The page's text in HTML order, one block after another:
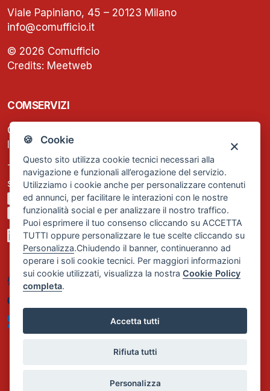
🍪 Cookie
Questo sito utilizza cookie tecnici necessari alla
navigazione e funzionali all’erogazione del servizio.
Utilizziamo i cookie anche per personalizzare contenuti
ed annunci, per facilitare le interazioni con le nostre
funzionalità social e per analizzare il nostro traffico.
Puoi esprimere il tuo consenso cliccando su ACCETTA
TUTTI oppure personalizzare le tue scelte cliccando su
Personalizza.Chiudendo il banner, continueranno ad
operare i soli cookie tecnici. Per maggiori informazioni
sui cookie utilizzati, visualizza la nostraCookie Policy
completa.
Accetta tutti
Rifiuta tutti
Personalizza
Viale Papiniano, 45 – 20123 Milano
info@comufficio.it
© 2026 Comufficio
Credits: Meetweb
COMSERVIZI
C.F. e P.IVA: 13474420158
Iscrizione REA Milano n. 1656740
Tel. +39 02 2838 1307
segreteria@comservizi.eu
Privacy Policy
Cookie Policy